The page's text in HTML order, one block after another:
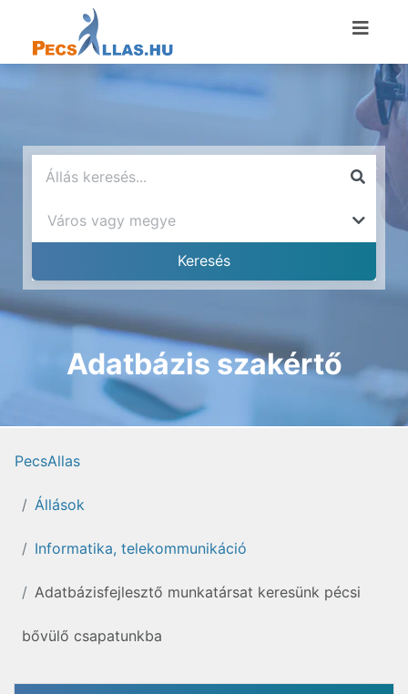
Adatbázis szakértő
PecsAllas
Állások
Informatika, telekommunikáció
Adatbázisfejlesztő munkatársat keresünk pécsi
bővülő csapatunkba